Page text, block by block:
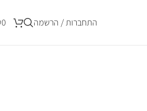
התחברות / הרשמה 0